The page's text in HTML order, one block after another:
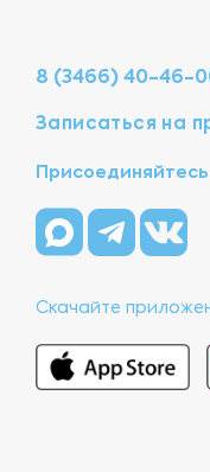
8 (3466) 40-46-
Записаться на
Скачайте